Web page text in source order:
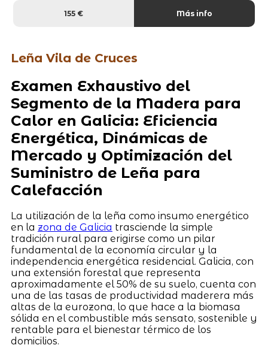
155 € Más info
Leña Vila de Cruces
Examen Exhaustivo del
Segmento de la Madera para
Calor en Galicia: Eficiencia
Energética, Dinámicas de
Mercado y Optimización del
Suministro de Leña para
Calefacción
La utilización de la leña como insumo energético
en la zona de Galicia trasciende la simple
tradición rural para erigirse como un pilar
fundamental de la economía circular y la
independencia energética residencial. Galicia, con
una extensión forestal que representa
aproximadamente el 50% de su suelo, cuenta con
una de las tasas de productividad maderera más
altas de la eurozona, lo que hace a la biomasa
sólida en el combustible más sensato, sostenible y
rentable para el bienestar térmico de los
domicilios.